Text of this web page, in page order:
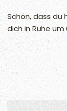
Schön, dass du
dich in Ruhe